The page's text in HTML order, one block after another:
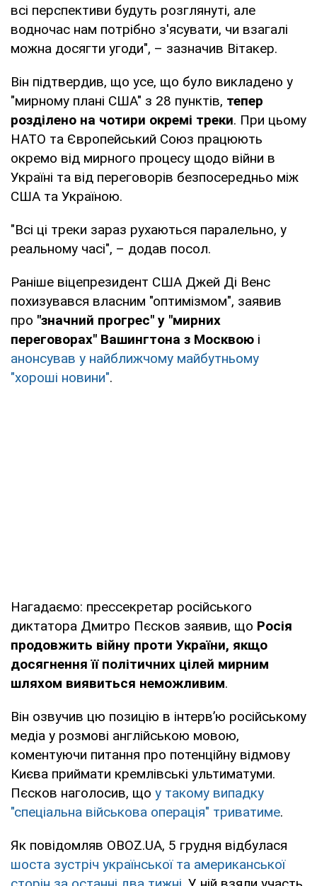
всі перспективи будуть розглянуті, але
водночас нам потрібно з'ясувати, чи взагалі
можна досягти угоди", – зазначив Вітакер.
Він підтвердив, що усе, що було викладено у
"мирному плані США" з 28 пунктів, тепер
розділено на чотири окремі треки. При цьому
НАТО та Європейський Союз працюють
окремо від мирного процесу щодо війни в
Україні та від переговорів безпосередньо між
США та Україною.
"Всі ці треки зараз рухаються паралельно, у
реальному часі", – додав посол.
Раніше віцепрезидент США Джей Ді Венс
похизувався власним "оптимізмом", заявив
про "значний прогрес" у "мирних
переговорах" Вашингтона з Москвою і
анонсував у найближчому майбутньому
"хороші новини".
Нагадаємо: прессекретар російського
диктатора Дмитро Пєсков заявив, що Росія
продовжить війну проти України, якщо
досягнення її політичних цілей мирним
шляхом виявиться неможливим.
Він озвучив цю позицію в інтерв’ю російському
медіа у розмові англійською мовою,
коментуючи питання про потенційну відмову
Києва приймати кремлівські ультиматуми.
Пєсков наголосив, що у такому випадку
"спеціальна військова операція" триватиме.
Як повідомляв OBOZ.UA, 5 грудня відбулася
шоста зустріч української та американської